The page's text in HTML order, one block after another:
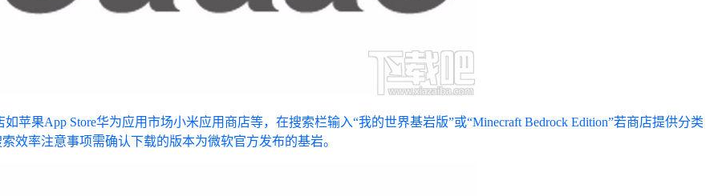
果App Store华为应用市场小米应用商店等，在搜索栏输入“我的世界基岩版”或“Minecraft Bedrock Edition”若商店提供分类
效率注意事项需确认下载的版本为微软官方发布的基岩。